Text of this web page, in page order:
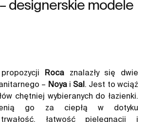
designerskie modele
Roca znalazły się dwie
– NoyaiSal . Jest to wciąż
chętniej wybieranych do łazienki.
go za ciepłą w dotyku
trwałość, łatwość pielęgnacji i